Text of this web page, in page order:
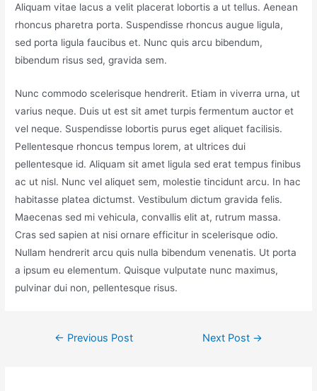
Aliquam vitae lacus a velit placerat lobortis a ut tellus. Aenean
rhoncus pharetra porta. Suspendisse rhoncus augue ligula,
sed porta ligula faucibus et. Nunc quis arcu bibendum,
bibendum risus sed, gravida sem.
Nunc commodo scelerisque hendrerit. Etiam in viverra urna, ut
varius neque. Duis ut est sit amet turpis fermentum auctor et
vel neque. Suspendisse lobortis purus eget aliquet facilisis.
Pellentesque rhoncus tempus lorem, at ultrices dui
pellentesque id. Aliquam sit amet ligula sed erat tempus finibus
ac ut nisl. Nunc vel aliquet sem, molestie tincidunt arcu. In hac
habitasse platea dictumst. Vestibulum dictum gravida felis.
Maecenas sed mi vehicula, convallis elit at, rutrum massa.
Cras sed sapien at nisi ornare efficitur in scelerisque odio.
Nullam hendrerit arcu quis nulla bibendum venenatis. Ut porta
a ipsum eu elementum. Quisque vulputate nunc maximus,
pulvinar dui non, pellentesque risus.
← Previous Post Next Post →